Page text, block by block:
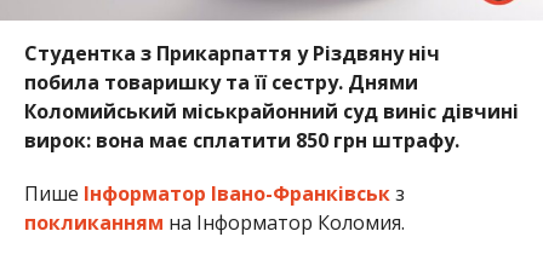
Студентка з Прикарпаття у Різдвяну ніч
побила товаришку та її сестру. Днями
Коломийський міськрайонний суд виніс дівчині
вирок: вона має сплатити 850 грн штрафу.
Пише Інформатор Івано-Франківськз
покликанням на Інформатор Коломия.